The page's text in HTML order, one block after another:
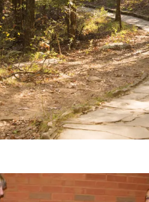
Saline Creek Pionierdorf